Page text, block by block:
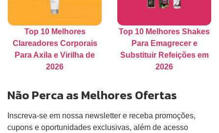
Top 10 Melhores
Clareadores Corporais
Para Axila e Virilha de
2026
Top 10 Melhores Shakes
Para Emagrecer e
Substituir Refeições em
2026
Não Perca as Melhores Ofertas
Inscreva-se em nossa newsletter e receba promoções,
cupons e oportunidades exclusivas, além de acesso